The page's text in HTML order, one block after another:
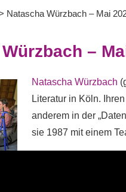
Natascha Würzbach – Mai
–
Natascha Würzbach
Literatur in Köln.
anderem in der
sie 1987 mit einem